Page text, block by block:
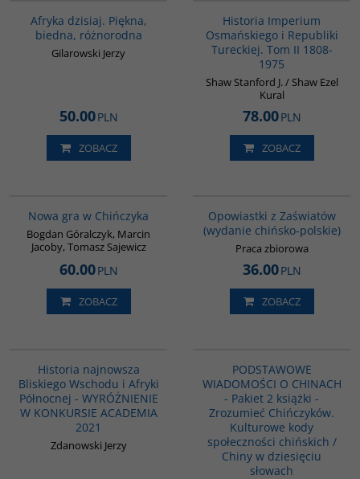
Afryka dzisiaj. Piękna,
biedna, różnorodna
Gilarowski Jerzy
50.00PLN
ZOBACZ
Historia Imperium
Osmańskiego i Republiki
Tureckiej. Tom II 1808-
1975
Shaw Stanford J. / Shaw Ezel
Kural
78.00PLN
ZOBACZ
Nowa gra w Chińczyka
Bogdan Góralczyk, Marcin
Jacoby, Tomasz Sajewicz
60.00PLN
ZOBACZ
Opowiastki z Zaświatów
(wydanie chińsko-polskie)
Praca zbiorowa
36.00PLN
ZOBACZ
Historia najnowsza
Bliskiego Wschodu i Afryki
Północnej - WYRÓŻNIENIE
W KONKURSIE ACADEMIA
2021
Zdanowski Jerzy
PODSTAWOWE
WIADOMOŚCI O CHINACH
- Pakiet 2 książki -
Zrozumieć Chińczyków.
Kulturowe kody
społeczności chińskich /
Chiny w dziesięciu
słowach